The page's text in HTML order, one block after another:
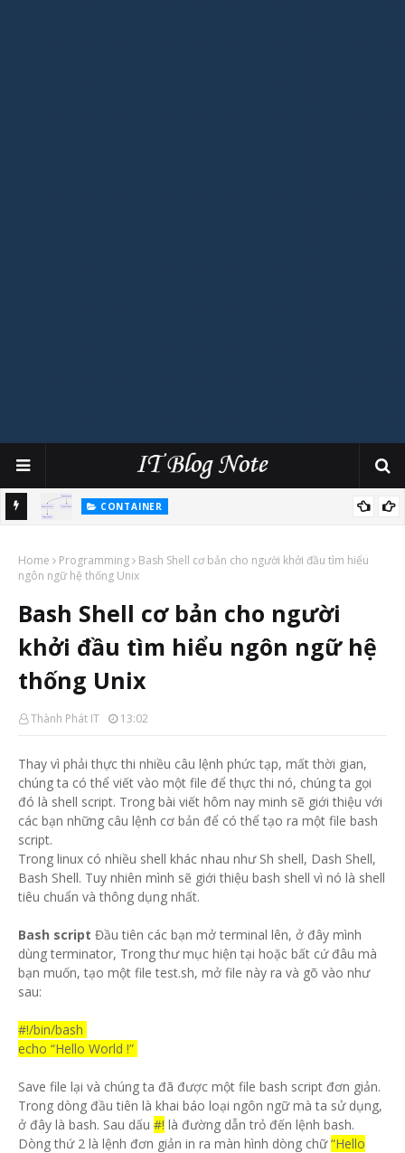
CONTAINER
DaemonSet cho việc phát triển ứng dụng trên Kubernetes
Home Programming
Bash Shell cơ bản cho người khởi đầu tìm hiểu
ngôn ngữ hệ thống Unix
Bash Shell cơ bản cho người
khởi đầu tìm hiểu ngôn ngữ hệ
thống Unix
Thành Phát IT 13:02
Thay vì phải thực thi nhiều câu lệnh phức tạp, mất thời gian,
chúng ta có thể viết vào một file để thực thi nó, chúng ta gọi
đó là shell script. Trong bài viết hôm nay minh sẽ giới thiệu với
các bạn những câu lệnh cơ bản để có thể tạo ra một file bash
script.
Trong linux có nhiều shell khác nhau như Sh shell, Dash Shell,
Bash Shell. Tuy nhiên mình sẽ giới thiệu bash shell vì nó là shell
tiêu chuẩn và thông dụng nhất.
Bash script Đầu tiên các bạn mở terminal lên, ở đây mình
dùng terminator, Trong thư mục hiện tại hoặc bất cứ đâu mà
bạn muốn, tạo một file test.sh, mở file này ra và gõ vào như
sau:
#!/bin/bash
echo “Hello World !”
Save file lại và chúng ta đã được một file bash script đơn giản.
Trong dòng đầu tiên là khai báo loại ngôn ngữ mà ta sử dụng,
ở đây là bash. Sau dấu #! là đường dẫn trỏ đến lệnh bash.
Dòng thứ 2 là lệnh đơn giản in ra màn hình dòng chữ“Hello